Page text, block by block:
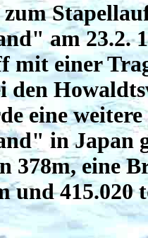
am 23.2.
mit einer
den
eine
in Japan
378m, eine
und 415.020